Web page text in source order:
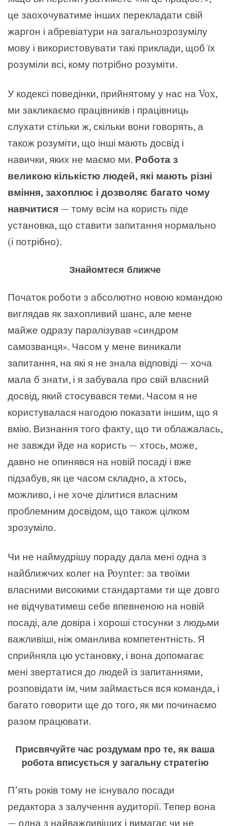
це заохочуватиме інших перекладати свій
жаргон і абревіатури на загальнозрозумілу
мову і використовувати такі приклади, щоб їх
розуміли всі, кому потрібно розуміти.
У кодексі поведінки, прийнятому у нас на Vox,
ми закликаємо працівників і працівниць
слухати стільки ж, скільки вони говорять, а
також розуміти, що інші мають досвід і
навички, яких не маємо ми. Робота з
великою кількістю людей, які мають різні
вміння, захоплює і дозволяє багато чому
навчитися — тому всім на користь піде
установка, що ставити запитання нормально
(і потрібно).
Знайомтеся ближче
Початок роботи з абсолютно новою командою
виглядав як захопливий шанс, але мене
майже одразу паралізував «синдром
самозванця». Часом у мене виникали
запитання, на які я не знала відповіді — хоча
мала б знати, і я забувала про свій власний
досвід, який стосувався теми. Часом я не
користувалася нагодою показати іншим, що я
вмію. Визнання того факту, що ти облажалась,
не завжди йде на користь — хтось, може,
давно не опинявся на новій посаді і вже
підзабув, як це часом складно, а хтось,
можливо, і не хоче ділитися власним
проблемним досвідом, що також цілком
зрозуміло.
Чи не наймудрішу пораду дала мені одна з
найближчих колег на Poynter: за твоїми
власними високими стандартами ти ще довго
не відчуватимеш себе впевненою на новій
посаді, але довіра і хороші стосунки з людьми
важливіші, ніж оманлива компетентність. Я
сприйняла цю установку, і вона допомагає
мені звертатися до людей із запитаннями,
розповідати їм, чим займається вся команда, і
багато говорити ще до того, як ми починаємо
разом працювати.
Присвячуйте час роздумам про те, як ваша
робота вписується у загальну стратегію
П’ять років тому не існувало посади
редактора з залучення аудиторії. Тепер вона
— одна з найважливіших і вимагає чи не